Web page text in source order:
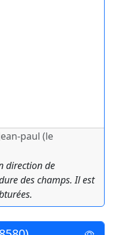
paul (le
direction de
des champs. Il est